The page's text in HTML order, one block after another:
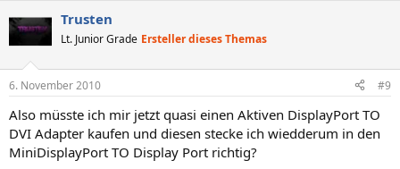
Trusten
Lt. Junior Grade Ersteller dieses Themas
6. November 2010 #9
Also müsste ich mir jetzt quasi einen Aktiven DisplayPort TO
DVI Adapter kaufen und diesen stecke ich wiedderum in den
MiniDisplayPort TO Display Port richtig?